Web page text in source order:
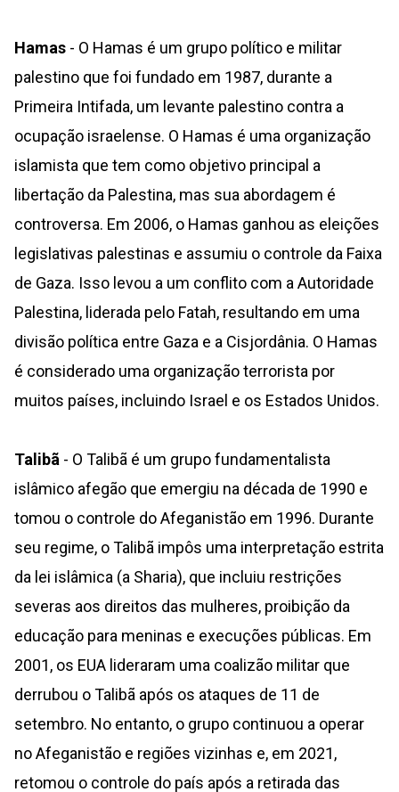
Hamas - O Hamas é um grupo político e militar
palestino que foi fundado em 1987, durante a
Primeira Intifada, um levante palestino contra a
ocupação israelense. O Hamas é uma organização
islamista que tem como objetivo principal a
libertação da Palestina, mas sua abordagem é
controversa. Em 2006, o Hamas ganhou as eleições
legislativas palestinas e assumiu o controle da Faixa
de Gaza. Isso levou a um conflito com a Autoridade
Palestina, liderada pelo Fatah, resultando em uma
divisão política entre Gaza e a Cisjordânia. O Hamas
é considerado uma organização terrorista por
muitos países, incluindo Israel e os Estados Unidos.
Talibã - O Talibã é um grupo fundamentalista
islâmico afegão que emergiu na década de 1990 e
tomou o controle do Afeganistão em 1996. Durante
seu regime, o Talibã impôs uma interpretação estrita
da lei islâmica (a Sharia), que incluiu restrições
severas aos direitos das mulheres, proibição da
educação para meninas e execuções públicas. Em
2001, os EUA lideraram uma coalizão militar que
derrubou o Talibã após os ataques de 11 de
setembro. No entanto, o grupo continuou a operar
no Afeganistão e regiões vizinhas e, em 2021,
retomou o controle do país após a retirada das